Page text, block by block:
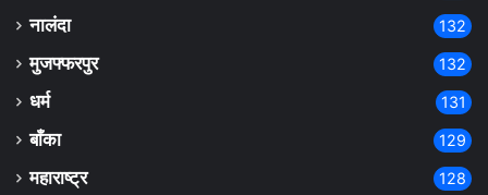
नालंदा 132
मुजफ्फरपुर 132
धर्म 131
बाँका 129
महाराष्ट्र 128